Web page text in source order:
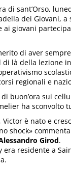
di sant’Orso,
dei Giovani, a
ai giovani
di aver
di là della lezione
regionali e
buon’ora sui
ha sconvolto
è nato e
shock»
Girod.
era residente a